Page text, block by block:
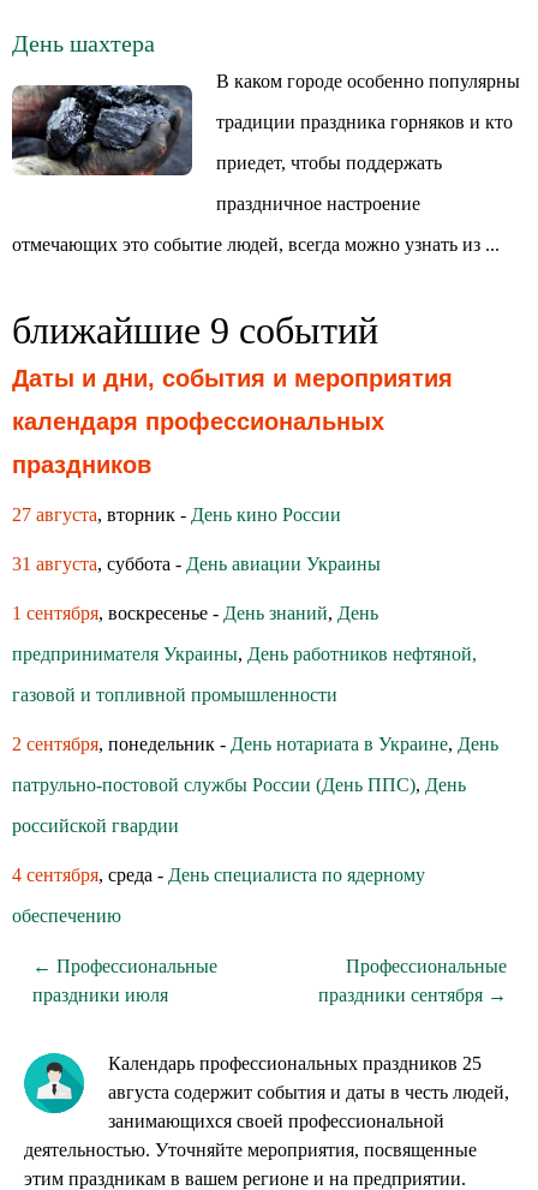
День шахтера
В каком городе особенно популярны
традиции праздника горняков и кто
приедет, чтобы поддержать
праздничное настроение
отмечающих это событие людей, всегда можно узнать из ...
ближайшие 9 событий
Даты и дни, события и мероприятия
календаря профессиональных
праздников
27 августа, вторник - День кино России
31 августа, суббота - День авиации Украины
1 сентября, воскресенье - День знаний, День
предпринимателя Украины, День работников нефтяной,
газовой и топливной промышленности
2 сентября, понедельник - День нотариата в Украине, День
патрульно-постовой службы России (День ППС), День
российской гвардии
4 сентября, среда - День специалиста по ядерному
обеспечению
← Профессиональные
праздники июля
Профессиональные
праздники сентября →
Календарь профессиональных праздников 25
августа содержит события и даты в честь людей,
занимающихся своей профессиональной
деятельностью. Уточняйте мероприятия, посвященные
этим праздникам в вашем регионе и на предприятии.